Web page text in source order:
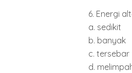
6. Energi
a. sedikit
b. banyak
c. tersebar
d.